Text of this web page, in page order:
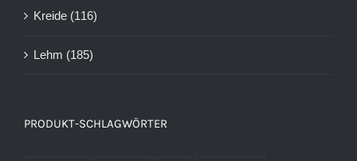
Kreide (116)
Lehm (185)
PRODUKT-SCHLAGWÖRTER